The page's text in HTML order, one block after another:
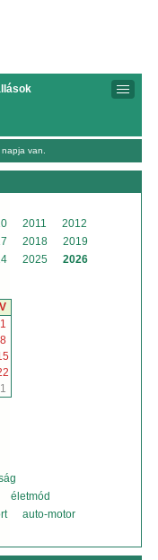
napja van.
2011
2012
2018
2019
2025 2026
V
1
8
1
életmód
auto-motor